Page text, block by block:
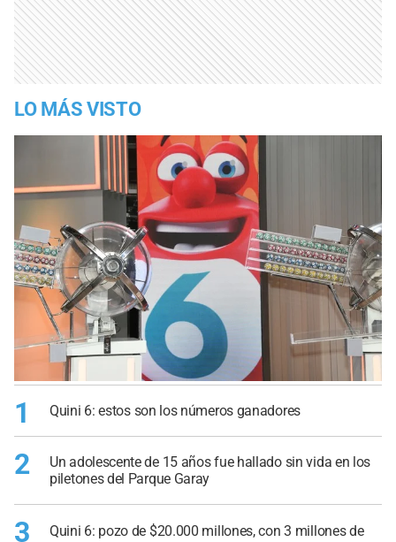
LO MÁS VISTO
1 Quini 6: estos son los números ganadores
2
Un adolescente de 15 años fue hallado sin vida en los
piletones del Parque Garay
3
Quini 6: pozo de $20.000 millones, con 3 millones de